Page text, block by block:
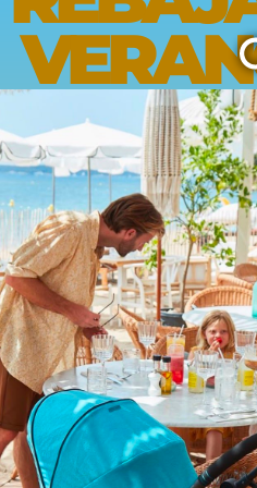
Opiniones
Envíos
Devoluciones
pueden hacer una